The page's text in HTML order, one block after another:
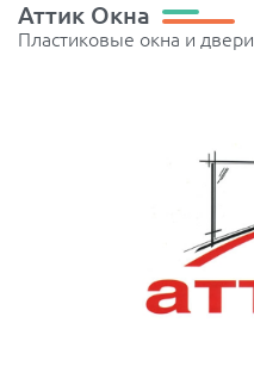
Аттик Окна
Пластиковые окна и двери